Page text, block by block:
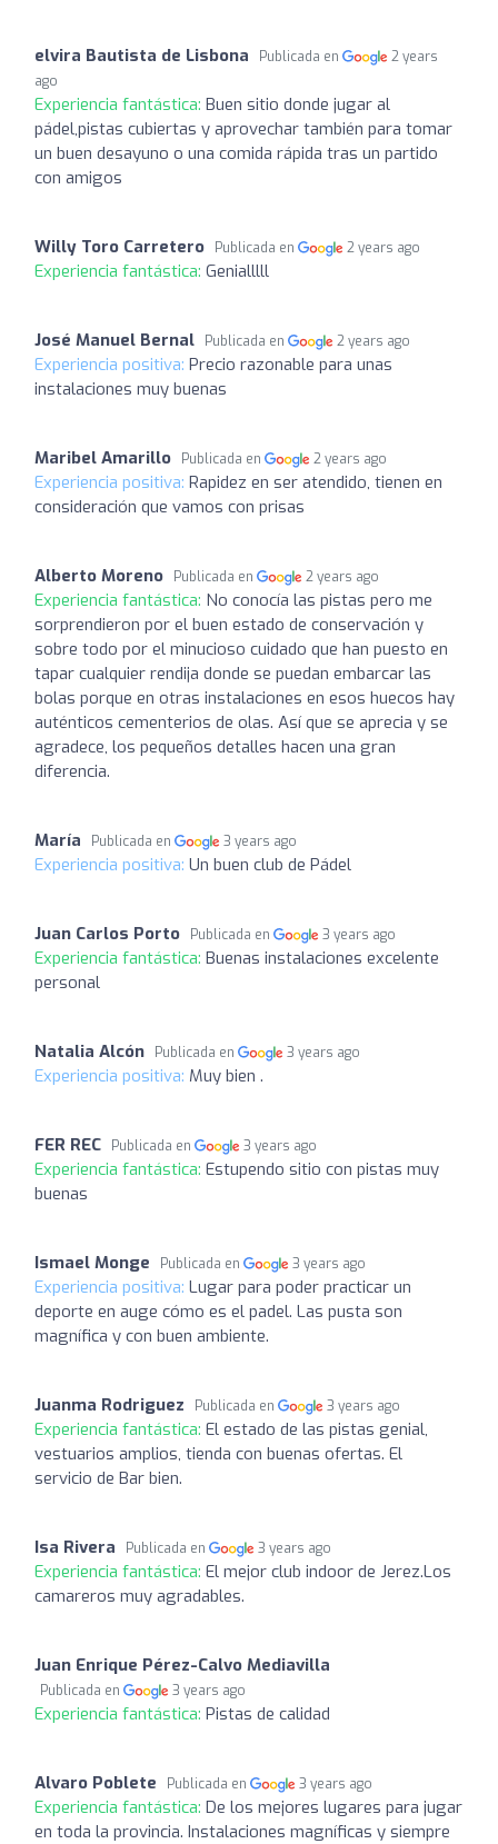
elvira Bautista de Lisbona Publicada en
2 years
ago
Experiencia fantástica: Buen sitio donde jugar al
pádel,pistas cubiertas y aprovechar también para tomar
un buen desayuno o una comida rápida tras un partido
con amigos
Willy Toro Carretero Publicada en 2 years ago
Experiencia fantástica: Genialllll
José Manuel Bernal Publicada en 2 years ago
Experiencia positiva: Precio razonable para unas
instalaciones muy buenas
Maribel Amarillo Publicada en 2 years ago
Experiencia positiva: Rapidez en ser atendido, tienen en
consideración que vamos con prisas
Alberto Moreno Publicada en 2 years ago
Experiencia fantástica: No conocía las pistas pero me
sorprendieron por el buen estado de conservación y
sobre todo por el minucioso cuidado que han puesto en
tapar cualquier rendija donde se puedan embarcar las
bolas porque en otras instalaciones en esos huecos hay
auténticos cementerios de olas. Así que se aprecia y se
agradece, los pequeños detalles hacen una gran
diferencia.
María Publicada en 3 years ago
Experiencia positiva: Un buen club de Pádel
Juan Carlos Porto Publicada en 3 years ago
Experiencia fantástica: Buenas instalaciones excelente
personal
Natalia Alcón Publicada en 3 years ago
Experiencia positiva: Muy bien .
FER REC Publicada en 3 years ago
Experiencia fantástica: Estupendo sitio con pistas muy
buenas
Ismael Monge Publicada en 3 years ago
Experiencia positiva: Lugar para poder practicar un
deporte en auge cómo es el padel. Las pusta son
magnífica y con buen ambiente.
Juanma Rodriguez Publicada en 3 years ago
Experiencia fantástica: El estado de las pistas genial,
vestuarios amplios, tienda con buenas ofertas. El
servicio de Bar bien.
Isa Rivera Publicada en 3 years ago
Experiencia fantástica: El mejor club indoor de Jerez.Los
camareros muy agradables.
Juan Enrique Pérez-Calvo Mediavilla
Publicada en 3 years ago
Experiencia fantástica: Pistas de calidad
Alvaro Poblete Publicada en 3 years ago
Experiencia fantástica: De los mejores lugares para jugar
en toda la provincia. Instalaciones magníficas y siempre